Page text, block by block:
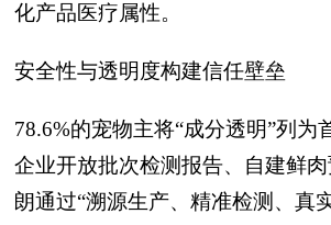
化产品医疗属性。
安全性与透明度构建信任壁垒
78.6%的宠物主将“成分透明”列为
企业开放批次检测报告、自建鲜
朗通过“溯源生产、精准检测、真